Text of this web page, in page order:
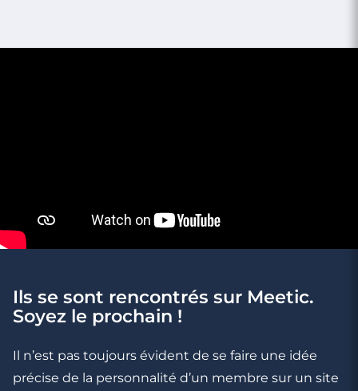
5 minutes
Compatibilité Taureau - Sagittaire : en
amitié, en amour, au lit
Ils se sont rencontrés sur Meetic.
Soyez le prochain !
Il n’est pas toujours évident de se faire une idée
précise de la personnalité d’un membre sur un site